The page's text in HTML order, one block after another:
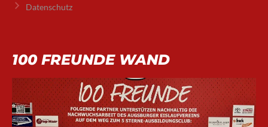
Datenschutz
100 FREUNDE WAND